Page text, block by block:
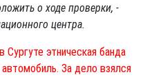
о ходе проверки, -
центра.
в Сургуте этническая банда
За дело взялся